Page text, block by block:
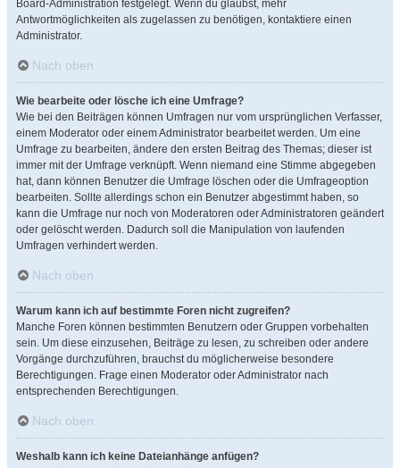
Board-Administration festgelegt. Wenn du glaubst, mehr
Antwortmöglichkeiten als zugelassen zu benötigen, kontaktiere einen
Administrator.
Nach oben
Wie bearbeite oder lösche ich eine Umfrage?
Wie bei den Beiträgen können Umfragen nur vom ursprünglichen Verfasser,
einem Moderator oder einem Administrator bearbeitet werden. Um eine
Umfrage zu bearbeiten, ändere den ersten Beitrag des Themas; dieser ist
immer mit der Umfrage verknüpft. Wenn niemand eine Stimme abgegeben
hat, dann können Benutzer die Umfrage löschen oder die Umfrageoption
bearbeiten. Sollte allerdings schon ein Benutzer abgestimmt haben, so
kann die Umfrage nur noch von Moderatoren oder Administratoren geändert
oder gelöscht werden. Dadurch soll die Manipulation von laufenden
Umfragen verhindert werden.
Nach oben
Warum kann ich auf bestimmte Foren nicht zugreifen?
Manche Foren können bestimmten Benutzern oder Gruppen vorbehalten
sein. Um diese einzusehen, Beiträge zu lesen, zu schreiben oder andere
Vorgänge durchzuführen, brauchst du möglicherweise besondere
Berechtigungen. Frage einen Moderator oder Administrator nach
entsprechenden Berechtigungen.
Nach oben
Weshalb kann ich keine Dateianhänge anfügen?